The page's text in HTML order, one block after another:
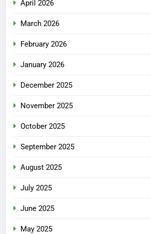
April 2026
March 2026
February 2026
January 2026
December 2025
November 2025
October 2025
September 2025
August 2025
July 2025
June 2025
May 2025